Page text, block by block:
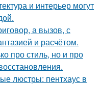
и интерьер могут
а вызов, с
и расчётом.
про стиль, но и про
люстры: пентхаус в